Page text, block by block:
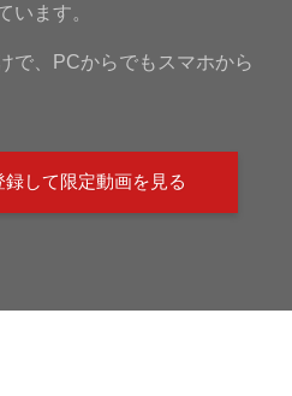
います。
で、PCからでもスマホから
して限定動画を見る